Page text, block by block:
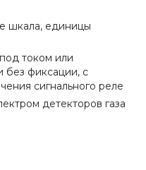
шкала, единицы
током или
без фиксации, с
сигнального реле
детекторов газа